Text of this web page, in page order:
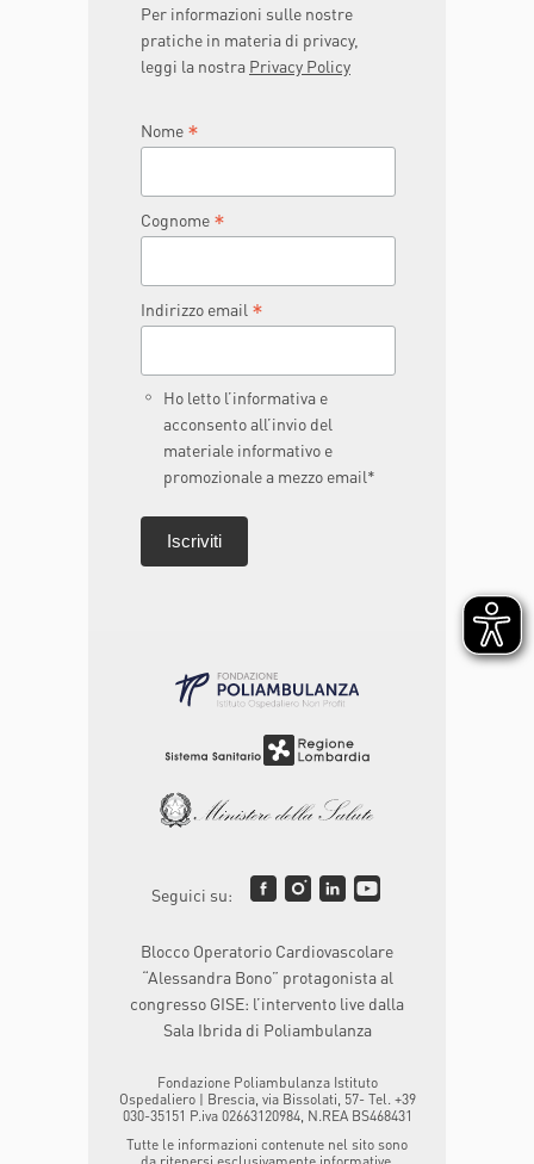
Per informazioni sulle nostre
pratiche in materia di privacy,
leggi la nostra Privacy Policy
Nome *
Cognome *
Indirizzo email *
Ho letto l’informativa e
acconsento all’invio del
materiale informativo e
promozionale a mezzo email*
Seguici su:
Blocco Operatorio Cardiovascolare
“Alessandra Bono” protagonista al
congresso GISE: l’intervento live dalla
Sala Ibrida di Poliambulanza
Fondazione Poliambulanza Istituto
Ospedaliero | Brescia, via Bissolati, 57- Tel. +39
030-35151 P.iva 02663120984, N.REA BS468431
Tutte le informazioni contenute nel sito sono